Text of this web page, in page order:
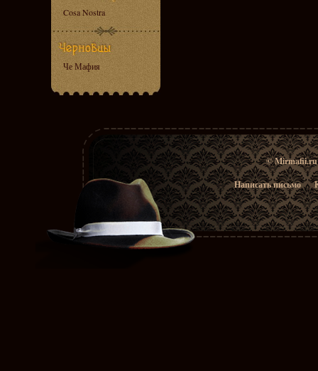
Cosa Nostra
Че Мафия
© Mirmafii.ru
Написать письмо